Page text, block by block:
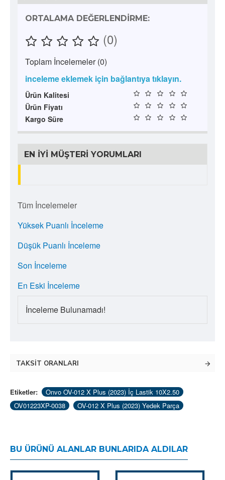
ORTALAMA DEĞERLENDIRME:
(0)
Toplam İncelemeler (0)
inceleme eklemek için bağlantıya tıklayın.
Ürün Kalitesi
Ürün Fiyatı
Kargo Süre
EN İYI MÜŞTERI YORUMLARI
Tüm İncelemeler
Yüksek Puanlı İnceleme
Düşük Puanlı İnceleme
Son İnceleme
En Eski İnceleme
İnceleme Bulunamadı!
TAKSIT ORANLARI
Etiketler:
Onvo OV-012 X Plus (2023) İç Lastik 10X2.50
OV01223XP-0038
OV-012 X Plus (2023) Yedek Parça
BU ÜRÜNÜ ALANLAR BUNLARIDA ALDILAR